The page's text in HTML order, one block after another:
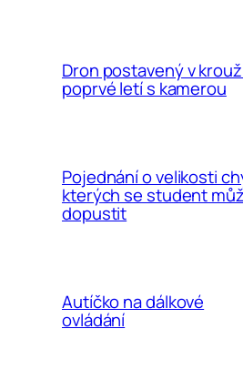
Dron postavený v
poprvé letí s kamerou
Pojednání o velikosti
kterých se student
dopustit
Autíčko na dálkové
ovládání